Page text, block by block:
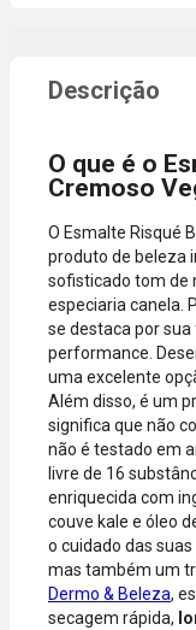
incluir itens
A aprovação
considera o
compra, não
o valor da
parcela.
Certifique-se
de que o total
está dentro
do limite
disponível do
seu cartão.
Bandeiras
aceitas: Visa,
Mastercard,
Hipercard,
American
Express, Elo e
Diners.
cartão.
ao aplicativo
do Nubank
confirmar o
pagamento e
finalizar a
compra.
O que é o
Cremoso
O Esmalte Risqué
produto de beleza
sofisticado tom de
especiaria canela.
se destaca por
performance.
uma excelente
Além disso, é um
significa que não
não é testado em
livre de 16
enriquecida com
couve kale e óleo
o cuidado das suas
mas também um
Dermo & Beleza,
secagem rápida,